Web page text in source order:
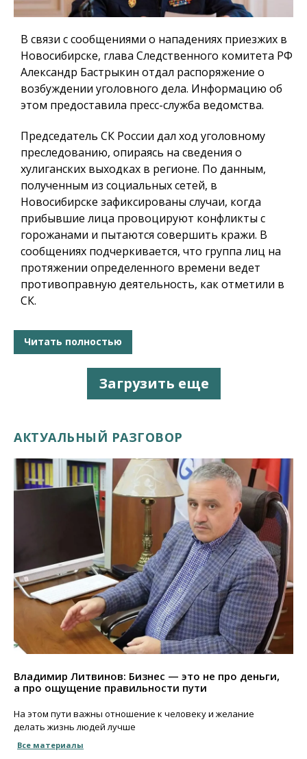
В связи с сообщениями о нападениях приезжих в
Новосибирске, глава Следственного комитета РФ
Александр Бастрыкин отдал распоряжение о
возбуждении уголовного дела. Информацию об
этом предоставила пресс-служба ведомства.
Председатель СК России дал ход уголовному
преследованию, опираясь на сведения о
хулиганских выходках в регионе. По данным,
полученным из социальных сетей, в
Новосибирске зафиксированы случаи, когда
прибывшие лица провоцируют конфликты с
горожанами и пытаются совершить кражи. В
сообщениях подчеркивается, что группа лиц на
протяжении определенного времени ведет
противоправную деятельность, как отметили в
СК.
Читать полностью
Загрузить еще
АКТУАЛЬНЫЙ РАЗГОВОР
Владимир Литвинов: Бизнес — это не про деньги,
а про ощущение правильности пути
На этом пути важны отношение к человеку и желание
делать жизнь людей лучше
Все материалы